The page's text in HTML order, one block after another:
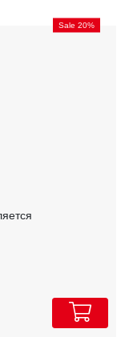
Sale 20%